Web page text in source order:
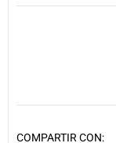
COMPARTIR CON: